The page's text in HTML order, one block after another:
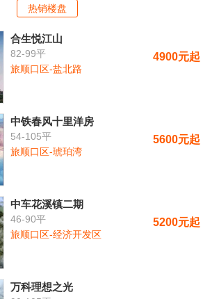
热销楼盘
合生悦江山
82-99平
旅顺口区-盐北路
4900元起
中铁春风十里洋房
54-105平
旅顺口区-琥珀湾
5600元起
中车花溪镇二期
46-90平
旅顺口区-经济开发区
5200元起
万科理想之光